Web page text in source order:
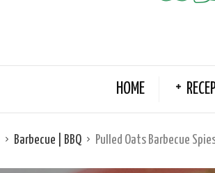
HOME
Barbecue | BBQ Pulled Oats Barbecue